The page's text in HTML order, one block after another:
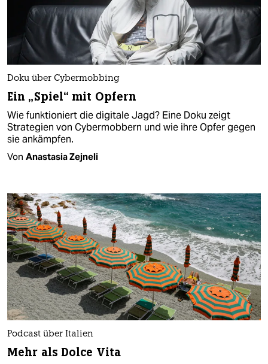
Doku über Cybermobbing
Ein „Spiel“ mit Opfern
Wie funktioniert die digitale Jagd? Eine Doku zeigt
Strategien von Cybermobbern und wie ihre Opfer gegen
sie ankämpfen.
Von Anastasia Zejneli
Podcast über Italien
Mehr als Dolce Vita